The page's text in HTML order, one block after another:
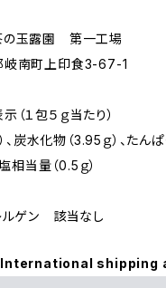
の玉露園 第一工場
岐南町上印食3-67-1
１包５ｇ当たり）
炭水化物（3.95ｇ）、たんぱ
相当量（0.5ｇ）
ルゲン 該当なし
International shipping